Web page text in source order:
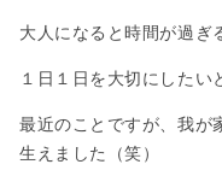
大人になると時間が過ぎ
１日１日を大切にしたい
最近のことですが、我が
生えました（笑）